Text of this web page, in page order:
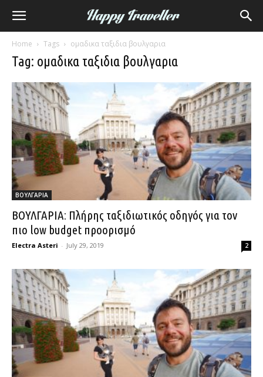
Home Tags ομαδικα ταξιδια βουλγαρια
Tag: ομαδικα ταξιδια βουλγαρια
ΒΟΥΛΓΑΡΙΑ
ΒΟΥΛΓΑΡΙΑ: Πλήρης ταξιδιωτικός οδηγός για τον
πιο low budget προορισμό
Electra Asteri - July 29, 2019 2